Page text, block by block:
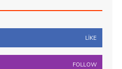
LIKE
FOLLOW